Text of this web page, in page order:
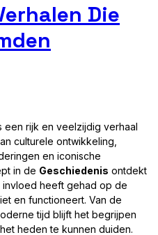
Die
een rijk en veelzijdig verhaal
culturele ontwikkeling,
en iconische
in de Geschiedenis ontdekt
heeft gehad op de
en functioneert. Van de
tijd blijft het begrijpen
heden te kunnen duiden.